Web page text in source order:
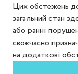
Цих обстежень
загальний стан
або ранні
своєчасно
на додаткові